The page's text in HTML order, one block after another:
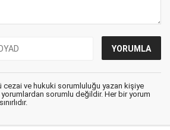
cezai ve hukuki sorumluluğu yazan kişiye
yorumlardan sorumlu değildir. Her bir yorum